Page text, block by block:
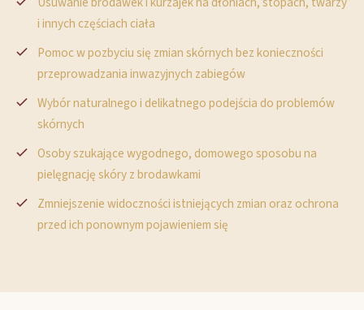
i innych częściach ciała
Pomoc w pozbyciu się zmian skórnych bez konieczności
przeprowadzania inwazyjnych zabiegów
Wybór naturalnego i delikatnego podejścia do problemów
skórnych
Osoby szukające wygodnego, domowego sposobu na
pielęgnację skóry z brodawkami
Zmniejszenie widoczności istniejących zmian oraz ochrona
przed ich ponownym pojawieniem się